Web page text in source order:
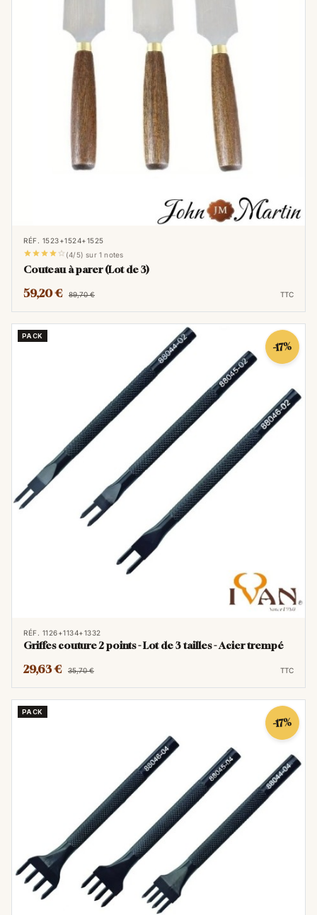
RÉF. 1523+1524+1525
  (4/5) sur 1 notes
Couteau à parer (Lot de 3)
59,20 € 89,70 € TTC
PACK
-17%
RÉF. 1126+1134+1332
Griffes couture 2 points - Lot de 3 tailles - Acier trempé
29,63 € 35,70 € TTC
PACK
-17%